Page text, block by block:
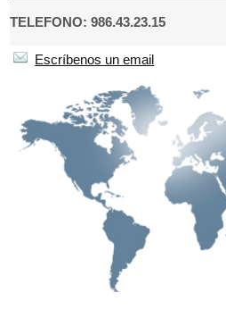
TELEFONO: 986.43.23.15
Escríbenos un email